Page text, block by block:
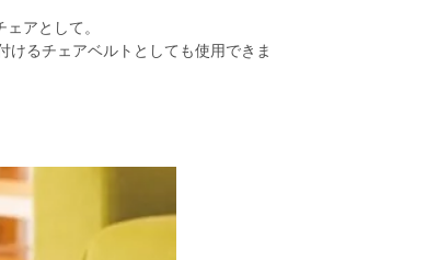
アとして。
るチェアベルトとしても使用できま